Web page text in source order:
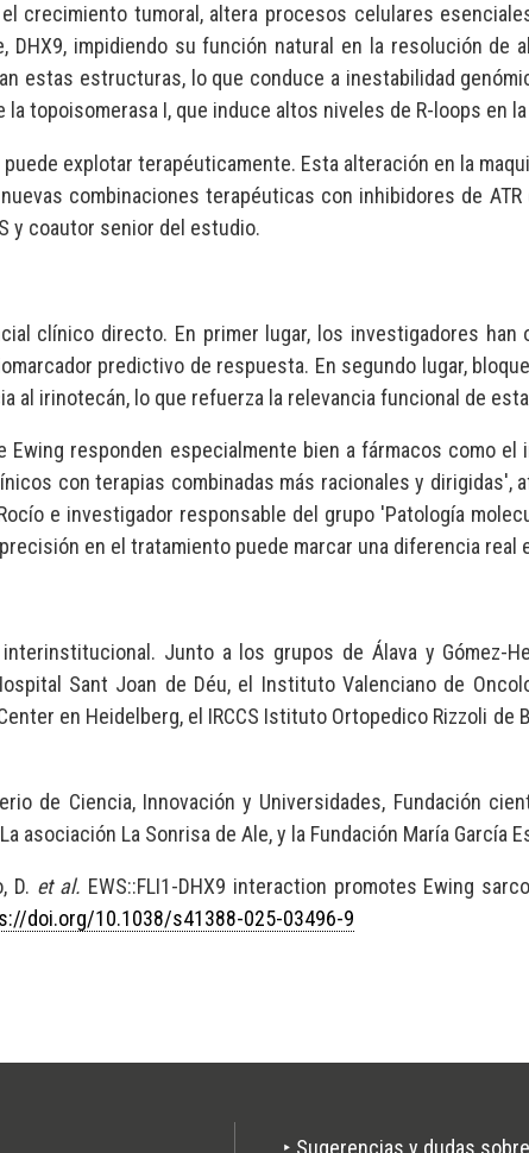
crecimiento tumoral, altera procesos celulares
impidiendo su función natural en la resolución de
estas estructuras, lo que conduce a inestabilidad
topoisomerasa I, que induce altos niveles de R-loops en
explotar terapéuticamente. Esta alteración en la
combinaciones terapéuticas con inhibidores de ATR
y coautor senior del estudio.
clínico directo. En primer lugar, los investigadores han
predictivo de respuesta. En segundo lugar,
al irinotecán, lo que refuerza la relevancia funcional de
responden especialmente bien a fármacos como el
con terapias combinadas más racionales y dirigidas',
e investigador responsable del grupo 'Patología
en el tratamiento puede marcar una diferencia real
Junto a los grupos de Álava y Gómez-
Sant Joan de Déu, el Instituto Valenciano de
en Heidelberg, el IRCCS Istituto Ortopedico Rizzoli de
de Ciencia, Innovación y Universidades, Fundación
asociación La Sonrisa de Ale, y la Fundación María García
D. et al. EWS::FLI1-DHX9 interaction promotes Ewing
doi.org/10.1038/s41388-025-03496-9
‣ Sugerencias y dudas